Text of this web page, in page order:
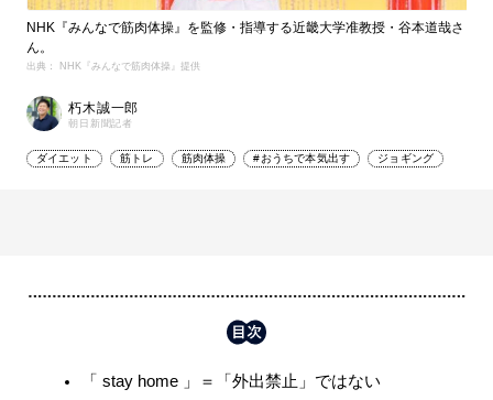
NHK『みんなで筋肉体操』を監修・指導する近畿大学准教授・谷本道哉さ
ん。
出典： NHK『みんなで筋肉体操』提供
朽木誠一郎
朝日新聞記者
ダイエット 筋トレ 筋肉体操 #おうちで本気出す ジョギング
「 stay home 」＝「外出禁止」ではない